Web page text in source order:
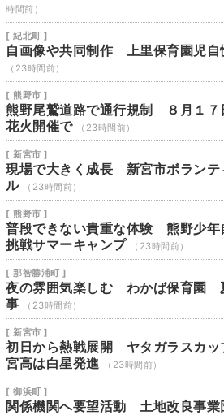
時間前）
[ 紀北町 ]
自画像や共同制作 上里保育園児自
（23時間前）
[ 熊野市 ]
熊野尾鷲道路で通行規制 ８月１
花火開催で
（23時間前）
[ 新宮市 ]
現場で大きく成長 新宮市ボランテ
ル
（23時間前）
[ 熊野市 ]
普段できない貴重な体験 熊野少
挑戦サマーキャンプ
（23時間前）
[ 那智勝浦町 ]
夜の雰囲気楽しむ わかば保育園
事
（23時間前）
[ 新宮市 ]
初日から熱戦展開 ヤタガラスカ
宮高は白星発進
（23時間前）
[ 御浜町 ]
関係機関へ要望活動 土地改良事業